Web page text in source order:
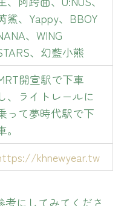
鯊、Yappy、BBOY
、WING
、幻藍小熊
開宣駅で下車
し、ライトレールに
って夢時代駅で下
。
khnewyear.tw
にしてみてくださ